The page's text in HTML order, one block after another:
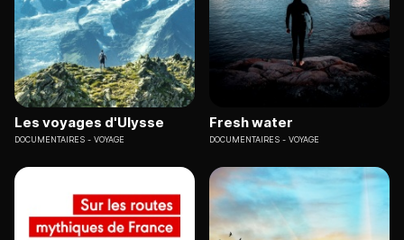
Les voyages d'Ulysse
DOCUMENTAIRES VOYAGE
Fresh water
DOCUMENTAIRES VOYAGE